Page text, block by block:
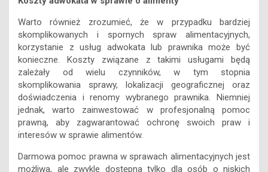
skomplikowanych i spornych spraw alimentacyjnych,
korzystanie z usług adwokata lub prawnika może być
konieczne. Koszty związane z takimi usługami będą
zależały od wielu czynników, w tym stopnia
skomplikowania sprawy, lokalizacji geograficznej oraz
doświadczenia i renomy wybranego prawnika. Niemniej
jednak, warto zainwestować w profesjonalną pomoc
prawną, aby zagwarantować ochronę swoich praw i
interesów w sprawie alimentów.
Darmowa pomoc prawna w sprawach alimentacyjnych jest
możliwa, ale zwykle dostępna tylko dla osób o niskich
dochodach i spełniających konkretne kryteria. W bardziej
złożonych sprawach, skorzystanie z usług adwokata może